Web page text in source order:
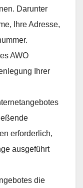
Darunter
Ihre Adresse,
AWO
Ihrer
erforderlich,
ausgeführt
die